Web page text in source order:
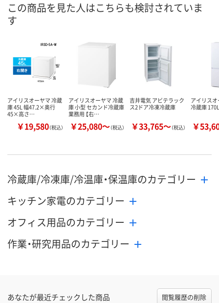
この商品を見た人はこちらも検討されていま
す
アイリスオーヤマ 冷蔵
庫 45L 幅47.2×奥行
45×高さ…
￥19,580（税込）
アイリスオーヤマ 冷蔵
庫 小型 セカンド冷蔵庫
業務用 【右…
￥25,080～（税込）
吉井電気 アビテラック
ス2ドア冷凍冷蔵庫
￥33,765～（税込）
アイリス
冷蔵庫
￥
冷蔵庫/冷凍庫/冷温庫・保温庫のカテゴリー
キッチン家電のカテゴリー
オフィス用品のカテゴリー
作業・研究用品のカテゴリー
あなたが最近チェックした商品 閲覧履歴の削除